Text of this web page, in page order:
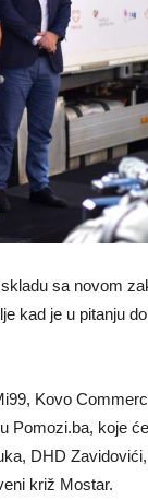
sa novom
kad je u pitanju
Kovo
Pomozi.ba, koje
DHD
križ Mostar.